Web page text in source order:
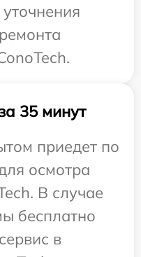
35 минут
приедет по
осмотра
В случае
бесплатно
в